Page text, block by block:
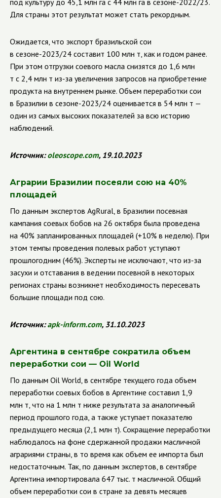
под культуру до 45,1 млн га с 44 млн га в сезоне-2022/23.
Для страны этот результат может стать рекордным.
Ожидается, что экспорт бразильской сои
в сезоне-2023/24 составит 100 млн т, как и годом ранее.
При этом отгрузки соевого масла снизятся до 1,6 млн
т с 2,4 млн т из-за увеличения запросов на приобретение
продукта на внутреннем рынке. Объем переработки сои
в Бразилии в сезоне-2023/24 оценивается в 54 млн т —
один из самых высоких показателей за всю историю
наблюдений.
Источник:oleoscope.com, 19.10.2023
Аграрии Бразилии посеяли сою на 40%
площадей
По данным экспертов AgRural, в Бразилии посевная
кампания соевых бобов на 26 октября была проведена
на 40% запланированных площадей (+10% в неделю). При
этом темпы проведения полевых работ уступают
прошлогодним (46%). Эксперты не исключают, что из-за
засухи и отставания в ведении посевной в некоторых
регионах страны возникнет необходимость пересевать
большие площади под сою.
Источник:apk-inform.com, 31.10.2023
Аргентина в сентябре сократила объем
переработки сои — Oil World
По данным Oil World, в сентябре текущего года объем
переработки соевых бобов в Аргентине составил 1,9
млн т, что на 1 млн т ниже результата за аналогичный
период прошлого года, а также уступает показателю
предыдущего месяца (2,1 млн т). Сокращение переработки
наблюдалось на фоне сдержанной продажи масличной
аграриями страны, в то время как объем ее импорта был
недостаточным. Так, по данным экспертов, в сентябре
Аргентина импортировала 647 тыс. т масличной. Общий
объем переработки сои в стране за девять месяцев